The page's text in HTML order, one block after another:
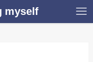
myself